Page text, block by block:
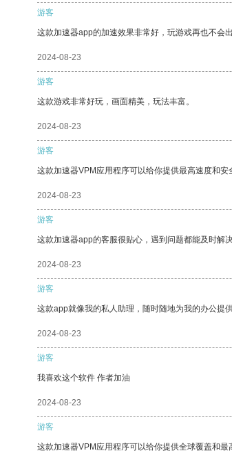
游客
这款加速器app的加速效果非常好，玩游戏再也不会
2024-08-23
游客
这款游戏非常好玩，画面精美，玩法丰富。
2024-08-23
游客
这款加速器VPM应用程序可以给你提供最高速度和安
2024-08-23
游客
这款加速器app的客服很贴心，遇到问题都能及时解
2024-08-23
游客
这款app就像我的私人助理，随时随地为我的办公提
2024-08-23
游客
我喜欢这个软件 作者加油
2024-08-23
游客
这款加速器VPM应用程序可以给你提供全球覆盖和最